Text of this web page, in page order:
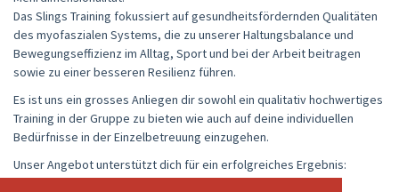
Das Slings Training fokussiert auf gesundheitsfördernden Qualitäten
des myofaszialen Systems, die zu unserer Haltungsbalance und
Bewegungseffizienz im Alltag, Sport und bei der Arbeit beitragen
sowie zu einer besseren Resilienz führen.
Es ist uns ein grosses Anliegen dir sowohl ein qualitativ hochwertiges
Training in der Gruppe zu bieten wie auch auf deine individuellen
Bedürfnisse in der Einzelbetreuung einzugehen.
Unser Angebot unterstützt dich für ein erfolgreiches Ergebnis:
- Pilates Mat Group